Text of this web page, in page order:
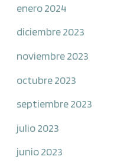
enero 2024
diciembre 2023
noviembre 2023
octubre 2023
septiembre 2023
julio 2023
junio 2023